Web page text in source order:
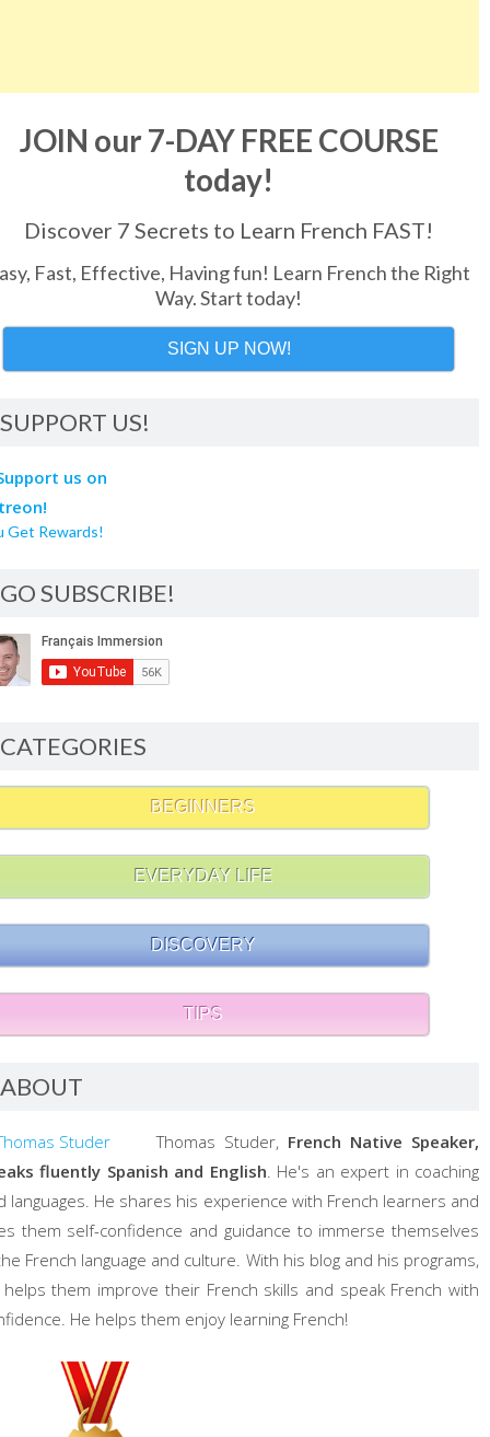
JOIN our 7-DAY FREE COURSE
today!
Discover 7 Secrets to Learn French FAST!
Fast, Effective, Having fun! Learn French the Right
Way. Start today!
SIGN UP NOW!
SUPPORT US!
Get Rewards!
GO SUBSCRIBE!
CATEGORIES
BEGINNERS
EVERYDAY LIFE
DISCOVERY
TIPS
ABOUT
Thomas Studer, French Native Speaker,
fluently Spanish and English . He's an expert in coaching
languages. He shares his experience with French learners and
them self-confidence and guidance to immerse themselves
French language and culture. With his blog and his programs,
them improve their French skills and speak French with
He helps them enjoy learning French!